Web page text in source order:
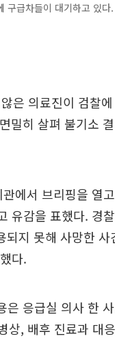
급차들이 대기하고 있다
은 의료진이 검찰
밀히 살펴 불기소
에서 브리핑을 열
유감을 표했다. 경
지 못해 사망한
다.
은 응급실 의사 한
상, 배후 진료과 대